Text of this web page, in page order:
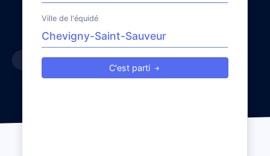
Ville de l'équidé
C'est parti